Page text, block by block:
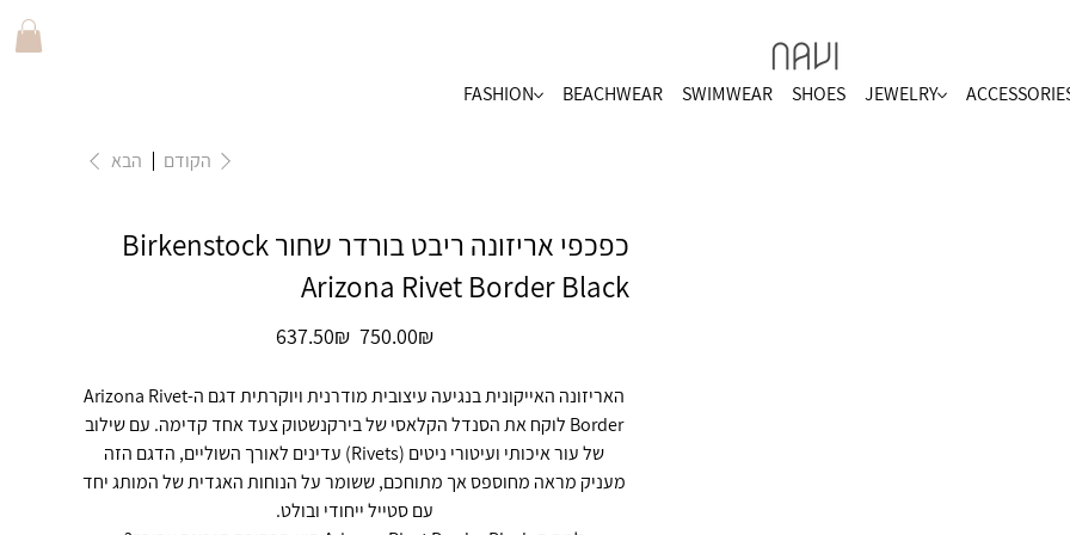
FASHION BEACHWEAR SWIMWEAR SHOES JEWELRY
הקודם הבא
כפכפי אריזונה ריבט בורדר שחור Birkenstock
Arizona Rivet Border Black
מקורי
‏750.00 ‏₪
מבצע
‏637.50 ‏₪
האריזונה האייקונית בנגיעה עיצובית מודרנית ויוקרתית דגם ה-Arizona Rivet
Border לוקח את הסנדל הקלאסי של בירקנשטוק צעד אחד קדימה. עם שילוב
של עור איכותי ועיטורי ניטים (Rivets) עדינים לאורך השוליים, הדגם הזה
מעניק מראה מחוספס אך מתוחכם, ששומר על הנוחות האגדית של המותג יחד
עם סטייל ייחודי ובולט.